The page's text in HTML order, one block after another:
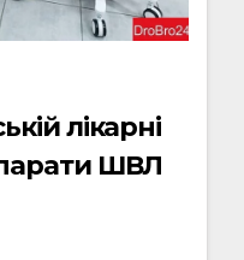
лікарні
ШВЛ